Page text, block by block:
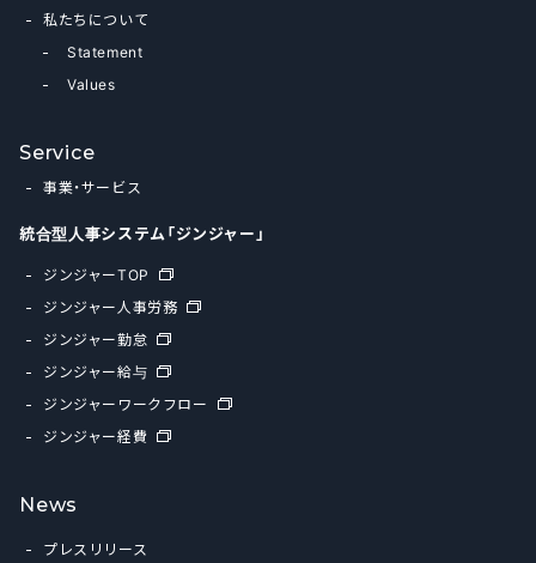
私たちについて
Statement
Values
Service
事業・サービス
統合型人事システム「ジンジャー」
ジンジャーTOP
ジンジャー人事労務
ジンジャー勤怠
ジンジャー給与
ジンジャーワークフロー
ジンジャー経費
News
プレスリリース